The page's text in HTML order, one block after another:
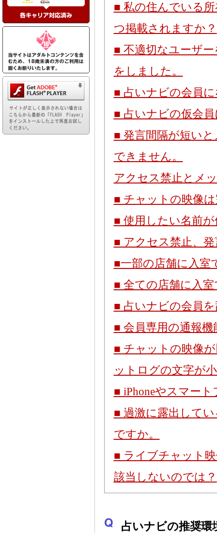
■ 私の住んでいる
つ掲載されますか？
■ 不適切なユーザ
をしました。
■ 占いナビの会員
■ 占いナビの仮会
■ 発言間隔が短い
できません。
アクセス禁止とメ
■ チャットの映像
■ 使用したい名前
■ アクセス禁止、
■一部の店舗に入室
■ 全ての店舗に入
■ 占いナビの会員
■ 会員専用の通報
■ チャットの映像
ットログの文字が
■ iPhoneやスマー
■ 過激に露出して
ですか。
■ ライブチャット
該当しないのでは？
占いナビの推奨